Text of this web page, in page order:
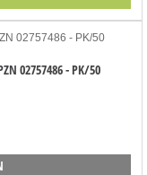
02757486 - PK/50